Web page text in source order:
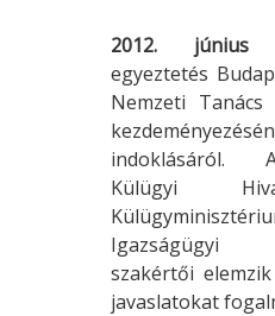
2012.
egyeztetés
Nemzeti
indoklásáról.
Külügyi
Igazságügyi
szakértői
javaslatokat